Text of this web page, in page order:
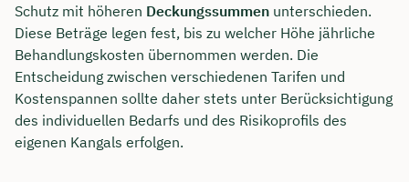
Schutz mit höheren Deckungssummen unterschieden.
Diese Beträge legen fest, bis zu welcher Höhe jährliche
Behandlungskosten übernommen werden. Die
Entscheidung zwischen verschiedenen Tarifen und
Kostenspannen sollte daher stets unter Berücksichtigung
des individuellen Bedarfs und des Risikoprofils des
eigenen Kangals erfolgen.